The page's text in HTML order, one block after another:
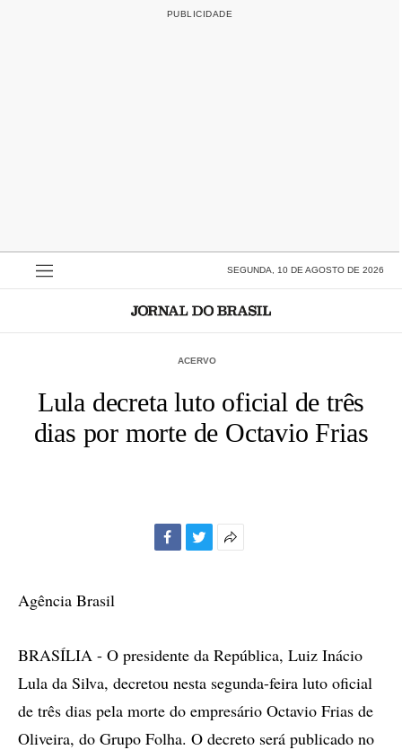
SEGUNDA, 10 DE AGOSTO DE 2026
ACERVO
Lula decreta luto oficial de três
dias por morte de Octavio Frias
Agência Brasil
BRASÍLIA - O presidente da República, Luiz Inácio
Lula da Silva, decretou nesta segunda-feira luto oficial
de três dias pela morte do empresário Octavio Frias de
Oliveira, do Grupo Folha. O decreto será publicado no